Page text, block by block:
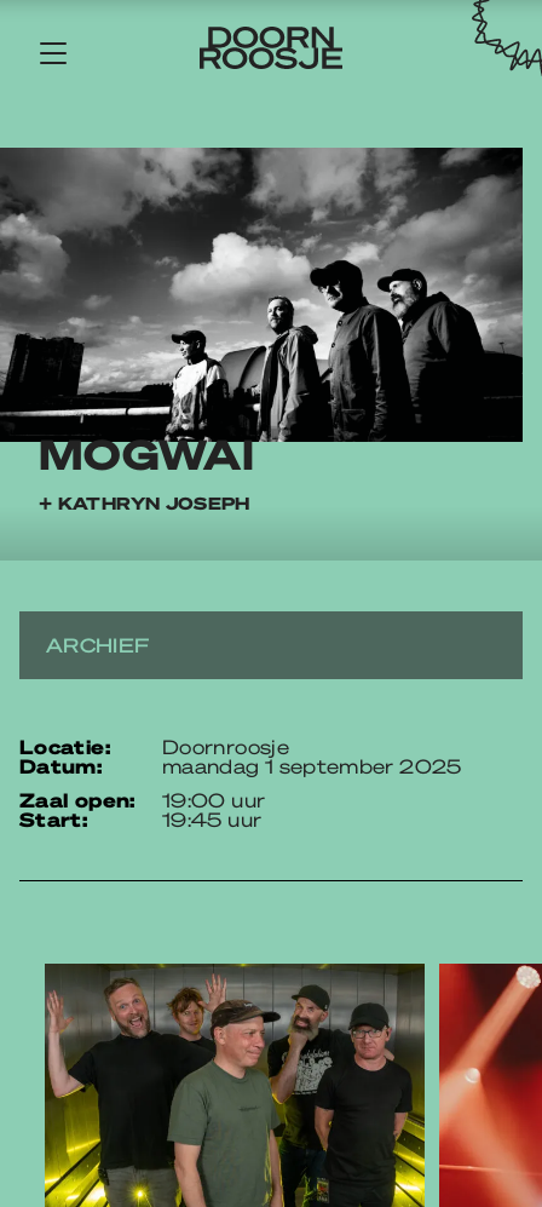
MOGWAI
+ KATHRYN JOSEPH
ARCHIEF
locatie: Doornroosje
datum:
maandag 1 september 2025
zaal open:
19:00 uur
start: 19:45 uur